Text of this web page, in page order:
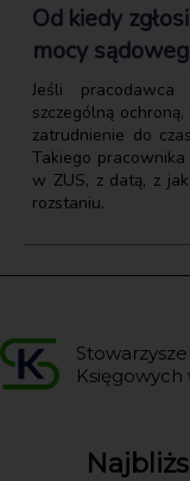
Od kiedy
mocy
Jeśli pracodawca
szczególną
zatrudnienie do
Takiego
w ZUS, z datą, z
rozstaniu.
Księgowych